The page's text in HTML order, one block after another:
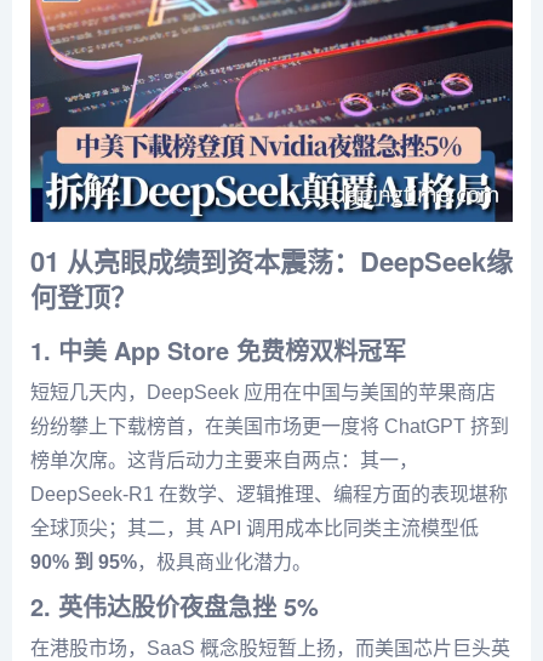
01 从亮眼成绩到资本震荡：DeepSeek缘
何登顶？
1. 中美 App Store 免费榜双料冠军
短短几天内，DeepSeek 应用在中国与美国的苹果商店
纷纷攀上下载榜首，在美国市场更一度将 ChatGPT 挤到
榜单次席。这背后动力主要来自两点：其一，
DeepSeek-R1 在数学、逻辑推理、编程方面的表现堪称
全球顶尖；其二，其 API 调用成本比同类主流模型低
90% 到 95%，极具商业化潜力。
2. 英伟达股价夜盘急挫 5%
在港股市场，SaaS 概念股短暂上扬，而美国芯片巨头英